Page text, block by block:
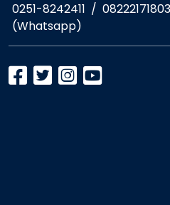
0251-8242411 /
(Whatsapp)